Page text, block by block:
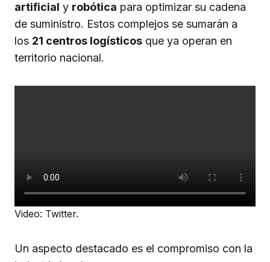
artificial y robótica para optimizar su cadena
de suministro. Estos complejos se sumarán a
los 21 centros logísticos que ya operan en
territorio nacional.
Video: Twitter.
Un aspecto destacado es el compromiso con la